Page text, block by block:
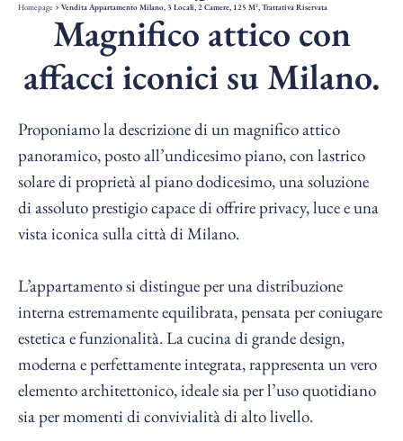
Homepage Vendita Appartamento Milano, 3 Locali, 2 Camere, 125 M², Trattativa Riservata
Magnifico attico con
affacci iconici su Milano.
Proponiamo la descrizione di un magnifico attico
panoramico, posto all’undicesimo piano, con lastrico
solare di proprietà al piano dodicesimo, una soluzione
di assoluto prestigio capace di offrire privacy, luce e una
vista iconica sulla città di Milano.
L’appartamento si distingue per una distribuzione
interna estremamente equilibrata, pensata per coniugare
estetica e funzionalità. La cucina di grande design,
moderna e perfettamente integrata, rappresenta un vero
elemento architettonico, ideale sia per l’uso quotidiano
sia per momenti di convivialità di alto livello.